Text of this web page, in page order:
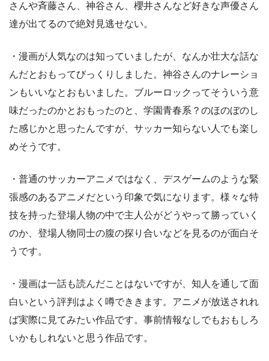
さんや斉藤さん、神谷さん、櫻井さんなど好きな声優さん
達が出てるので絶対見逃せない。
・漫画が人気なのは知っていましたが、なんか壮大な話な
んだとおもってびっくりしました。神谷さんのナレーショ
ンもいいなとおもいました。ブルーロックってそういう意
味だったのかとおもったのと、学園青春系？のほのぼのし
た感じかと思ったんですが、サッカー知らない人でも楽し
めそうです。
・普通のサッカーアニメではなく、デスゲームのような緊
張感のあるアニメだという印象で気になります。様々な特
技を持った登場人物の中で主人公がどうやって勝っていく
のか、登場人物同士の腹の探り合いなどを見るのが面白そ
うです。
・漫画は一話も読んだことはないですが、知人を通して面
白いという評判はよく噂でききます。アニメが放送されれ
ば実際に見てみたい作品です。事前情報なしでもおもしろ
いかもしれないと思う作品です。